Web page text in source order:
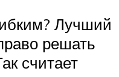
Лучший
решать
считает